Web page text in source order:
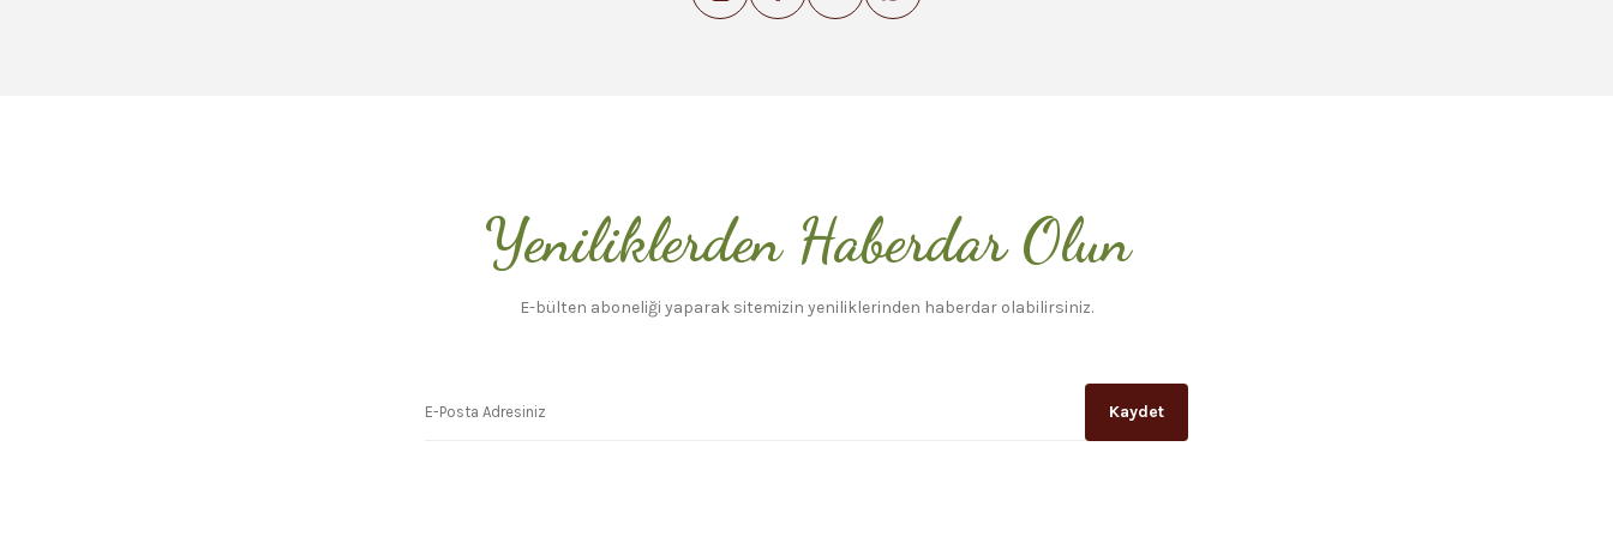
Yeniliklerden Haberdar Olun
E-bülten aboneliği yaparak sitemizin yeniliklerinden haberdar olabilirsiniz.
Kaydet